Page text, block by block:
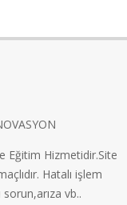
Eğitim Hizmetidir.Site
Hatalı işlem
vb..